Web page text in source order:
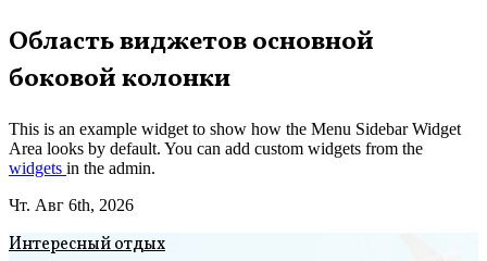
Перейти
к
содержимому
Область виджетов основной
боковой колонки
This is an example widget to show how the Menu Sidebar Widget
Area looks by default. You can add custom widgets from the
widgets in the admin.
Чт. Авг 6th, 2026
Интересный отдых